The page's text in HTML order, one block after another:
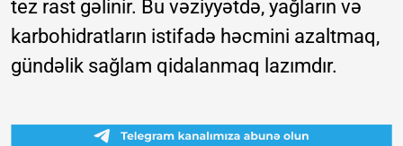
tez rast gəlinir. Bu vəziyyətdə, yağların və
karbohidratların istifadə həcmini azaltmaq,
gündəlik sağlam qidalanmaq lazımdır.